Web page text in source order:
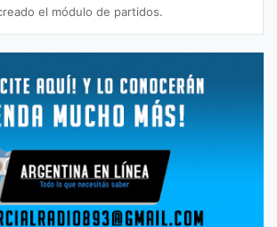
el módulo de partidos.